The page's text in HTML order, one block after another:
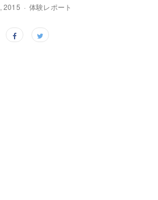
2015 体験レポート